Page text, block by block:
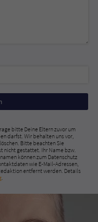
bitte Deine Eltern zuvor um
darfst. Wir behalten uns vor,
Bitte beachten Sie
nicht gestattet. Ihr Name bzw.
können zum Datenschutz
wie E-Mail-Adressen,
entfernt werden. Details
.